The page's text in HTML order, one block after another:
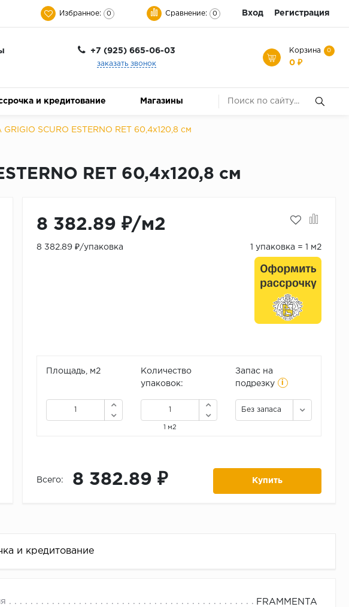
Избранное: 0 Сравнение: 0 Вход Регистрация
+7 (925) 665-06-03
заказать звонок
Корзина 0
0 ₽
и кредитование Магазины
SCURO ESTERNO RET 60,4x120,8 см
RET 60,4x120,8 см
8 382.89 ₽/м2
8 382.89 ₽/упаковка 1 упаковка = 1 м2
Площадь, м2
Количество
упаковок:
1 м2
Запас на
подрезку
i
Без запаса
Всего: 8 382.89 ₽ Купить
и кредитование
FRAMMENTA